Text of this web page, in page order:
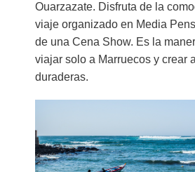
Ouarzazate. Disfruta de la
viaje organizado en Media
de una Cena Show. Es la
viajar solo a Marruecos y crear
duraderas.